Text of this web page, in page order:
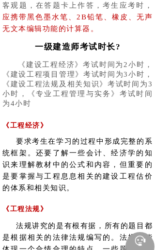
客观题，在答题卡上作答，考生应考时，
应携带黑色墨水笔、2B铅笔、橡皮、无声
无文本编辑功能的计算器。
一级建造师考试时长?
《建设工程经济》考试时间为2小时，
《建设工程项目管理》考试时间为3小时，
《建设工程法规及相关知识》考试时间为3
小时，《专业工程管理与实务》考试时间
为4小时
《工程经济》
要求考生在学习的过程中形成完整的系
统框架。还要了解一些会计、经济学的知
识来理解教材中的公式和内容，但重要的
是要掌握与工程息息相关的建设工程估价
的体系和相关知识。
《工程法规》
法规讲究的是有根有据，所有的题目都
是根据相关的法律法规编写的。法规也能